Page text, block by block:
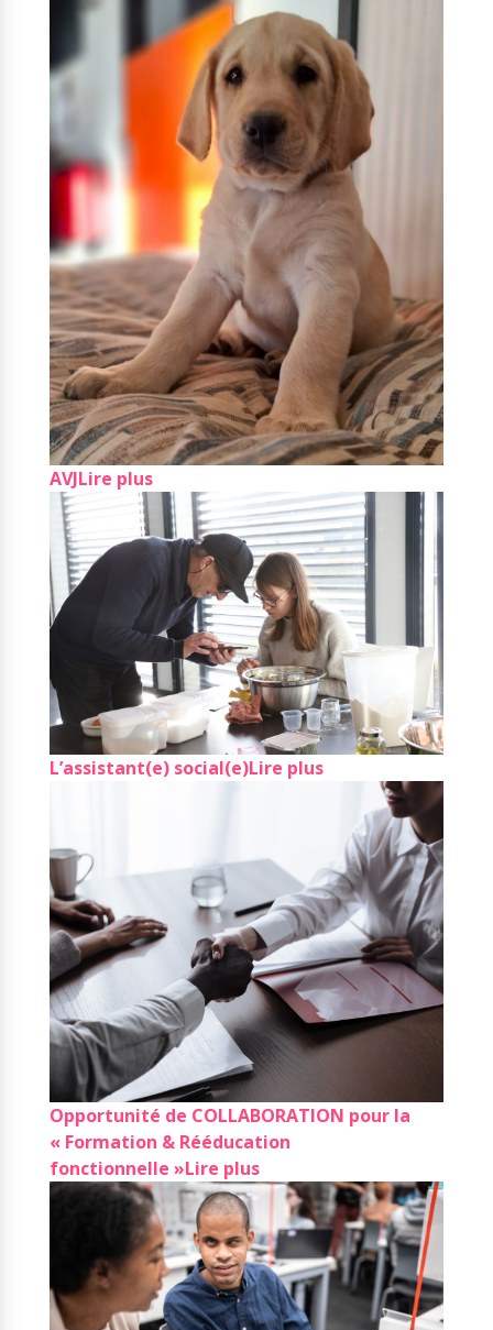
AVJLire plus
L’assistant(e) social(e)Lire plus
Opportunité de COLLABORATION pour la
« Formation & Rééducation
fonctionnelle »Lire plus